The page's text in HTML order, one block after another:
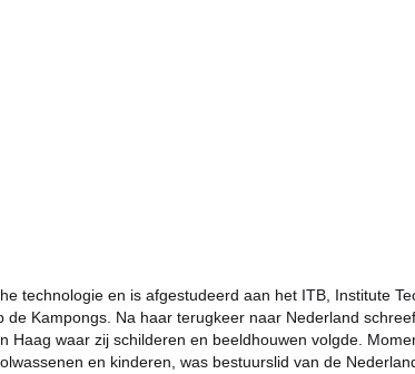
technologie en is afgestudeerd aan het ITB, Institute
Kampongs. Na haar terugkeer naar Nederland
Haag waar zij schilderen en beeldhouwen volgde.
en kinderen, was bestuurslid van de